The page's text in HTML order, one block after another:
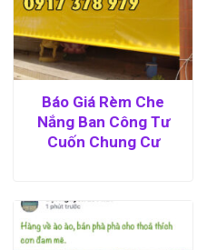
Báo Giá Rèm Che
Nắng Ban Công Tư
Cuốn Chung Cư